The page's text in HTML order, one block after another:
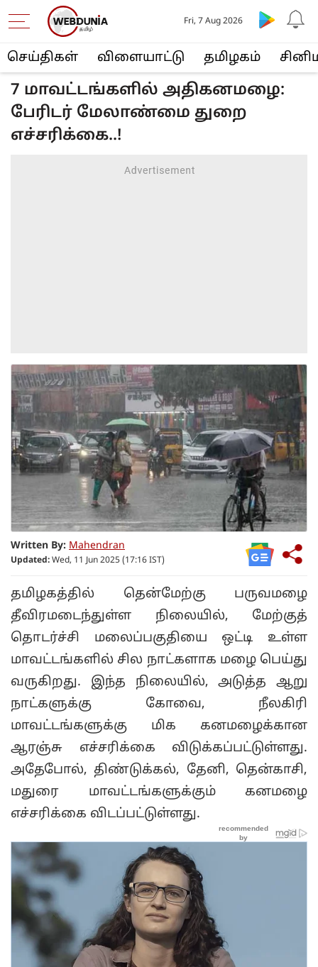
செய்திகள் விளையா‌ட்டு த‌மிழக‌ம்
Fri, 7 Aug 2026
7 மாவட்டங்களில் அதிகனமழை:
பேரிடர் மேலாண்மை துறை
எச்சரிக்கை..!
Written By: Mahendran
Updated: Wed, 11 Jun 2025 (17:16 IST)
தமிழகத்தில் தென்மேற்கு பருவமழை
தீவிரமடைந்துள்ள நிலையில், மேற்குத்
தொடர்ச்சி மலைப்பகுதியை ஒட்டி உள்ள
மாவட்டங்களில் சில நாட்களாக மழை பெய்து
வருகிறது. இந்த நிலையில், அடுத்த ஆறு
நாட்களுக்கு கோவை, நீலகிரி
மாவட்டங்களுக்கு மிக கனமழைக்கான
ஆரஞ்சு எச்சரிக்கை விடுக்கப்பட்டுள்ளது.
அதேபோல், திண்டுக்கல், தேனி, தென்காசி,
மதுரை மாவட்டங்களுக்கும் கனமழை
எச்சரிக்கை விடப்பட்டுள்ளது.